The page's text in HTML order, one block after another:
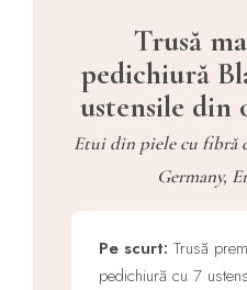
Trusă
pedichiură
ustensile din
Etui din piele cu fibră
Germany,
Pe scurt: Trusă
pedichiură cu 7